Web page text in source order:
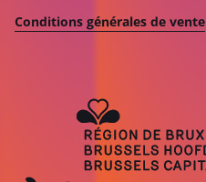
Conditions générales de vente